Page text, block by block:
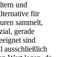
und
für
sammelt,
gerade
sind
ausschließlich